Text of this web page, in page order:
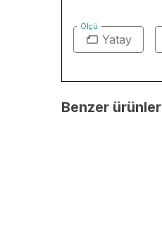
Ölçü
Yatay
Benzer ürünler